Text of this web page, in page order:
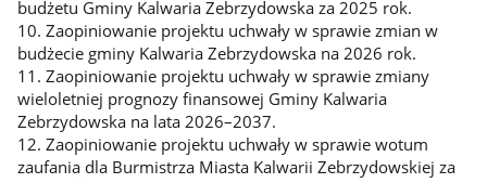
budżetu Gminy Kalwaria Zebrzydowska za 2025 rok.
10. Zaopiniowanie projektu uchwały w sprawie zmian w
budżecie gminy Kalwaria Zebrzydowska na 2026 rok.
11. Zaopiniowanie projektu uchwały w sprawie zmiany
wieloletniej prognozy finansowej Gminy Kalwaria
Zebrzydowska na lata 2026–2037.
12. Zaopiniowanie projektu uchwały w sprawie wotum
zaufania dla Burmistrza Miasta Kalwarii Zebrzydowskiej za